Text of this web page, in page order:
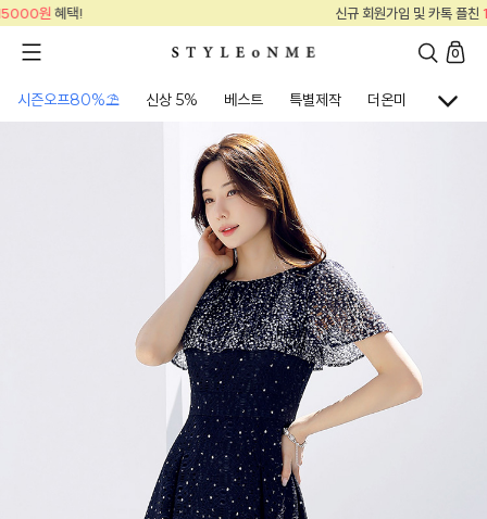
15000원혜택!
0
시즌오프80%⛱ 신상 5% 베스트 특별제작 더온미 골프웨어